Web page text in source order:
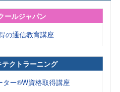
ールジャパン
の通信教育講座
クトラーニング
ター®W資格取得講座